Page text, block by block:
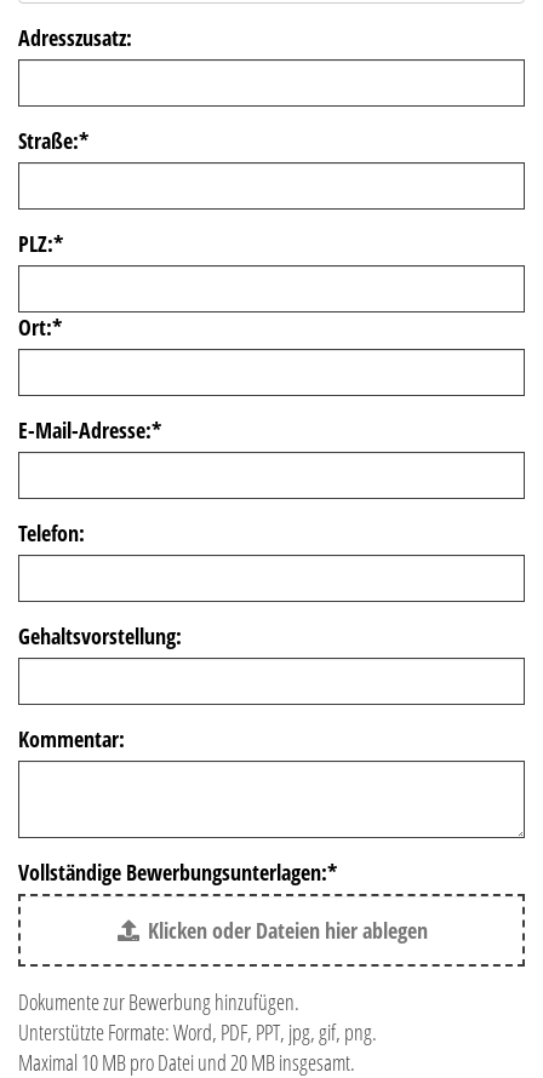
Adresszusatz:
Straße:*
PLZ:*
Ort:*
E-Mail-Adresse:*
Telefon:
Gehaltsvorstellung:
Kommentar:
Vollständige Bewerbungsunterlagen:*
Klicken oder Dateien hier ablegen
Dokumente zur Bewerbung hinzufügen.
Unterstützte Formate: Word, PDF, PPT, jpg, gif, png.
Maximal 10 MB pro Datei und 20 MB insgesamt.